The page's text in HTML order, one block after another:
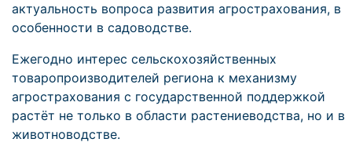
актуальность вопроса развития агрострахования, в
особенности в садоводстве.
Ежегодно интерес сельскохозяйственных
товаропроизводителей региона к механизму
агрострахования с государственной поддержкой
растёт не только в области растениеводства, но и в
животноводстве.